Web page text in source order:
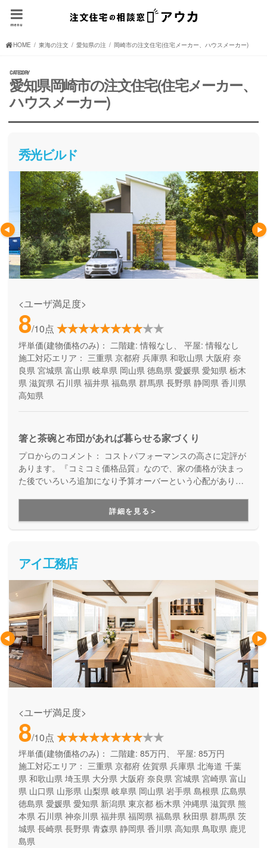
menu
HOME 東海の注文住宅(住宅メーカー、ハウスメーカー)
愛知県の注文住宅(住宅メーカー、ハウスメーカー)
岡崎市の注文住宅(住宅メーカー、ハウスメーカー)
愛知県岡崎市の注文住宅(住宅メーカー、
ハウスメーカー)
秀光ビルド
<ユーザ満足度>
8/10点
坪単価(建物価格のみ)： 二階建: 情報なし、 平屋: 情報なし
施工対応エリア： 三重県 京都府 兵庫県 和歌山県 大阪府 奈
良県 宮城県 富山県 岐阜県 岡山県 徳島県 愛媛県 愛知県 栃木
県 滋賀県 石川県 福井県 福島県 群馬県 長野県 静岡県 香川県
高知県
箸と茶碗と布団があれば暮らせる家づくり
プロからのコメント： コストパフォーマンスの高さに定評が
あります。『コミコミ価格品質』なので、家の価格が決まっ
た後でいろいろ追加になり予算オーバーという心配がありま
詳細を見る＞
アイ工務店
<ユーザ満足度>
8/10点
坪単価(建物価格のみ)： 二階建: 85万円、 平屋: 85万円
施工対応エリア： 三重県 京都府 佐賀県 兵庫県 北海道 千葉
県 和歌山県 埼玉県 大分県 大阪府 奈良県 宮城県 宮崎県 富山
県 山口県 山形県 山梨県 岐阜県 岡山県 岩手県 島根県 広島県
徳島県 愛媛県 愛知県 新潟県 東京都 栃木県 沖縄県 滋賀県 熊
本県 石川県 神奈川県 福井県 福岡県 福島県 秋田県 群馬県 茨
城県 長崎県 長野県 青森県 静岡県 香川県 高知県 鳥取県 鹿児
島県